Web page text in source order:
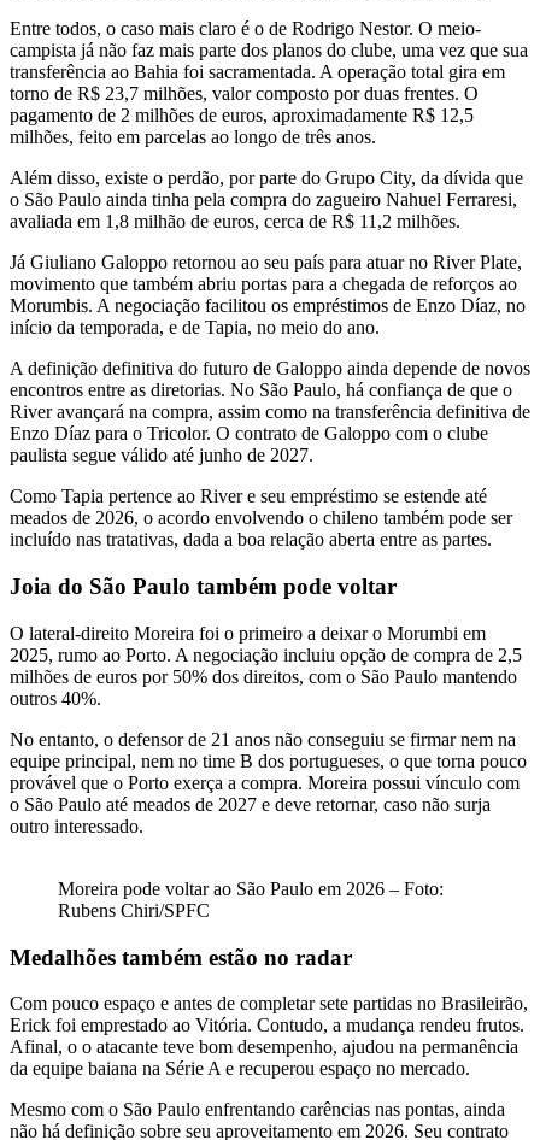
Entre todos, o caso mais claro é o de Rodrigo Nestor. O meio-
campista já não faz mais parte dos planos do clube, uma vez que sua
transferência ao Bahia foi sacramentada. A operação total gira em
torno de R$ 23,7 milhões, valor composto por duas frentes. O
pagamento de 2 milhões de euros, aproximadamente R$ 12,5
milhões, feito em parcelas ao longo de três anos.
Além disso, existe o perdão, por parte do Grupo City, da dívida que
o São Paulo ainda tinha pela compra do zagueiro Nahuel Ferraresi,
avaliada em 1,8 milhão de euros, cerca de R$ 11,2 milhões.
Já Giuliano Galoppo retornou ao seu país para atuar no River Plate,
movimento que também abriu portas para a chegada de reforços ao
Morumbis. A negociação facilitou os empréstimos de Enzo Díaz, no
início da temporada, e de Tapia, no meio do ano.
A definição definitiva do futuro de Galoppo ainda depende de novos
encontros entre as diretorias. No São Paulo, há confiança de que o
River avançará na compra, assim como na transferência definitiva de
Enzo Díaz para o Tricolor. O contrato de Galoppo com o clube
paulista segue válido até junho de 2027.
Como Tapia pertence ao River e seu empréstimo se estende até
meados de 2026, o acordo envolvendo o chileno também pode ser
incluído nas tratativas, dada a boa relação aberta entre as partes.
Joia do São Paulo também pode voltar
O lateral-direito Moreira foi o primeiro a deixar o Morumbi em
2025, rumo ao Porto. A negociação incluiu opção de compra de 2,5
milhões de euros por 50% dos direitos, com o São Paulo mantendo
outros 40%.
No entanto, o defensor de 21 anos não conseguiu se firmar nem na
equipe principal, nem no time B dos portugueses, o que torna pouco
provável que o Porto exerça a compra. Moreira possui vínculo com
o São Paulo até meados de 2027 e deve retornar, caso não surja
outro interessado.
Moreira pode voltar ao São Paulo em 2026 – Foto:
Rubens Chiri/SPFC
Medalhões também estão no radar
Com pouco espaço e antes de completar sete partidas no Brasileirão,
Erick foi emprestado ao Vitória. Contudo, a mudança rendeu frutos.
Afinal, o o atacante teve bom desempenho, ajudou na permanência
da equipe baiana na Série A e recuperou espaço no mercado.
Mesmo com o São Paulo enfrentando carências nas pontas, ainda
não há definição sobre seu aproveitamento em 2026. Seu contrato